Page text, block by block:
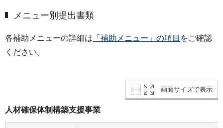
メニュー別提出書類
各補助メニューの詳細は 「補助メニュー」の項目 をご確認
ください。
画面サイズで表示
⼈材確保体制構築⽀援事業